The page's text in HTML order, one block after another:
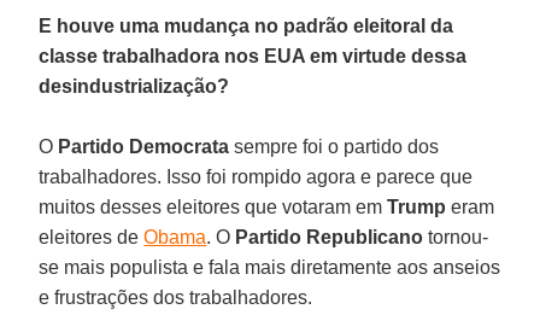
E houve uma mudança no padrão eleitoral da
classe trabalhadora nos EUA em virtude dessa
desindustrialização?
O Partido Democrata sempre foi o partido dos
trabalhadores. Isso foi rompido agora e parece que
muitos desses eleitores que votaram emTrump eram
eleitores deObama. O Partido Republicano tornou-
se mais populista e fala mais diretamente aos anseios
e frustrações dos trabalhadores.